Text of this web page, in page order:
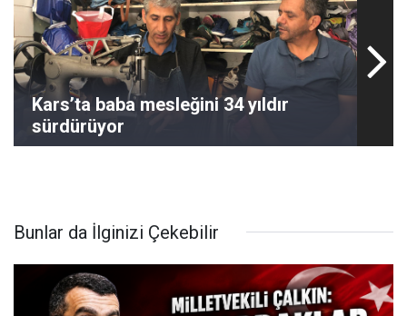
Kars’ta baba mesleğini 34 yıldır
sürdürüyor
Bunlar da İlginizi Çekebilir